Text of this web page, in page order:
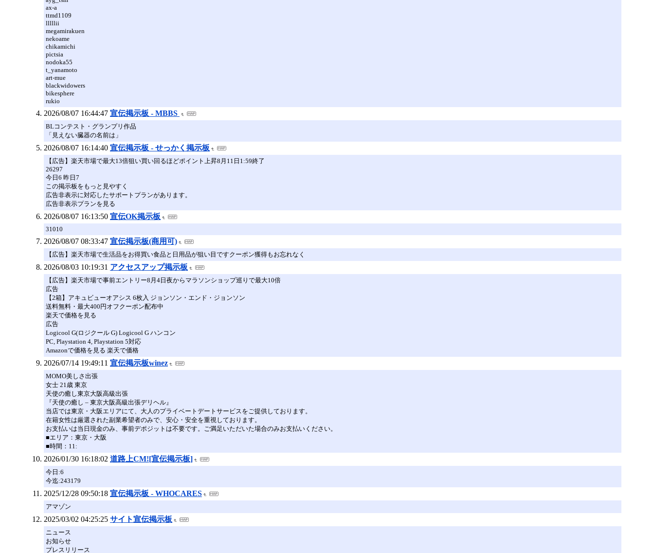
ax-a
ttmd1109
lllllii
megamirakuen
nekoame
chikamichi
pictsia
nodoka55
t_yanamoto
art-mue
blackwidowers
bikesphere
rukio
2026/08/07 16:44:47 宣伝掲示板 - MBBS
BLコンテスト・グランプリ作品
「見えない臓器の名前は」
2026/08/07 16:14:40 宣伝掲示板 - せっかく掲示板
【広告】楽天市場で最大13倍狙い買い回るほどポイント上昇8月11日1:59終了
26297
今日6 昨日7
この掲示板をもっと見やすく
広告非表示に対応したサポートプランがあります。
広告非表示プランを見る
2026/08/07 16:13:50 宣伝OK掲示板
31010
2026/08/07 08:33:47 宣伝掲示板(商用可)
【広告】楽天市場で生活品をお得買い食品と日用品が狙い目ですクーポン獲得もお忘れなく
2026/08/03 10:19:31 アクセスアップ掲示板
【広告】楽天市場で事前エントリー8月4日夜からマラソンショップ巡りで最大10倍
広告
【2箱】アキュビューオアシス 6枚入 ジョンソン・エンド・ジョンソン
送料無料・最大400円オフクーポン配布中
楽天で価格を見る
広告
Logicool G(ロジクール G) Logicool G ハンコン
PC, Playstation 4, Playstation 5対応
Amazonで価格を見る 楽天で価格
2026/07/14 19:49:11 宣伝掲示板winez
MOMO美しさ出張
女士 21歳 東京
天使の癒し東京大阪高級出張
『天使の癒し – 東京大阪高級出張デリヘル』
当店では東京・大阪エリアにて、大人のプライベートデートサービスをご提供しております。
在籍女性は厳選された副業希望者のみで、安心・安全を重視しております。
お支払いは当日現金のみ、事前デポジットは不要です。ご満足いただいた場合のみお支払いください。
■エリア：東京・大阪
■時間：11:
2026/01/30 16:18:02 道路上CM![宣伝掲示板]
今日:6
今迄:243179
2025/12/28 09:50:18 宣伝掲示板 - WHOCARES
アマゾン
2025/03/02 04:25:25 サイト宣伝掲示板
ニュース
お知らせ
プレスリリース